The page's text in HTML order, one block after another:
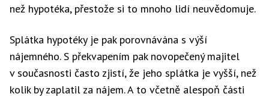
než hypotéka, přestože si to mnoho lidí neuvědomuje.
Splátka hypotéky je pak porovnávána s výší
nájemného. S překvapením pak novopečený majitel
v současnosti často zjistí, že jeho splátka je vyšší, než
kolik by zaplatil za nájem. A to včetně alespoň části